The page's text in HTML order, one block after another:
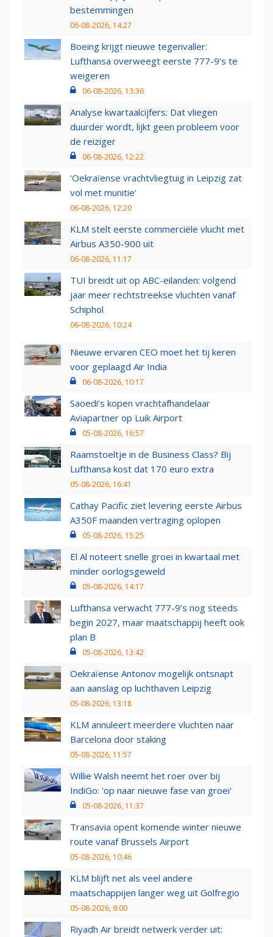
bestemmingen
06-08-2026, 14:27
Boeing krijgt nieuwe tegenvaller:
Lufthansa overweegt eerste 777-9’s te
weigeren
06-08-2026, 13:36
Analyse kwartaalcijfers: Dat vliegen
duurder wordt, lijkt geen probleem voor
de reiziger
06-08-2026, 12:22
'Oekraïense vrachtvliegtuig in Leipzig zat
vol met munitie'
06-08-2026, 12:20
KLM stelt eerste commerciële vlucht met
Airbus A350-900 uit
06-08-2026, 11:17
TUI breidt uit op ABC-eilanden: volgend
jaar meer rechtstreekse vluchten vanaf
Schiphol
06-08-2026, 10:24
Nieuwe ervaren CEO moet het tij keren
voor geplaagd Air India
06-08-2026, 10:17
Saoedi’s kopen vrachtafhandelaar
Aviapartner op Luik Airport
05-08-2026, 16:57
Raamstoeltje in de Business Class? Bij
Lufthansa kost dat 170 euro extra
05-08-2026, 16:41
Cathay Pacific ziet levering eerste Airbus
A350F maanden vertraging oplopen
05-08-2026, 15:25
El Al noteert snelle groei in kwartaal met
minder oorlogsgeweld
05-08-2026, 14:17
Lufthansa verwacht 777-9’s nog steeds
begin 2027, maar maatschappij heeft ook
plan B
05-08-2026, 13:42
Oekraïense Antonov mogelijk ontsnapt
aan aanslag op luchthaven Leipzig
05-08-2026, 13:18
KLM annuleert meerdere vluchten naar
Barcelona door staking
05-08-2026, 11:57
Willie Walsh neemt het roer over bij
IndiGo: 'op naar nieuwe fase van groei'
05-08-2026, 11:37
Transavia opent komende winter nieuwe
route vanaf Brussels Airport
05-08-2026, 10:46
KLM blijft net als veel andere
maatschappijen langer weg uit Golfregio
05-08-2026, 9:00
Riyadh Air breidt netwerk verder uit: